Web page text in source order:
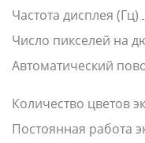
Частота дисплея (Гц)
Число пикселей на
Автоматический
Количество цветов
Постоянная работа